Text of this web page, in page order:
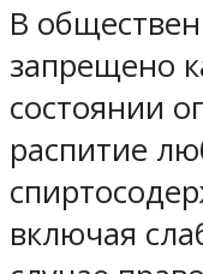
В
запрещено
состоянии
распитие
включая